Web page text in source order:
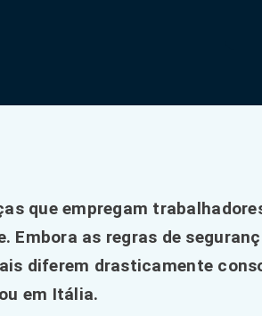
que empregam
Embora as regras de
diferem drasticamente
em Itália.